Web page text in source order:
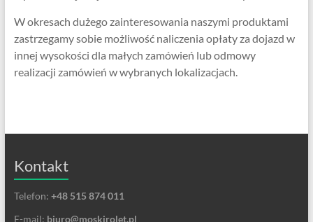
W okresach dużego zainteresowania naszymi produktami
zastrzegamy sobie możliwość naliczenia opłaty za dojazd w
innej wysokości dla małych zamówień lub odmowy
realizacji zamówień w wybranych lokalizacjach.
Kontakt
Telefon: +48 515 874 011
E-mail: biuro@moskirolet.pl